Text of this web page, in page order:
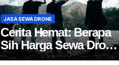
JASA SEWA DRONE
Cerita Hemat: Berapa
Sih Harga Sewa Drone
Yogyakarta?